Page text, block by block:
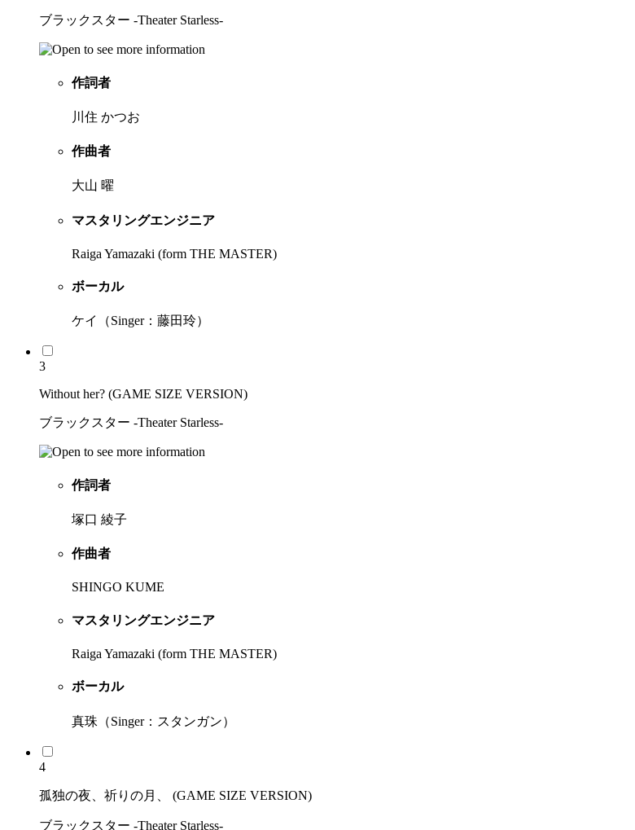
ブラックスター -Theater Starless-
作詞者
川住 かつお
作曲者
大山 曜
マスタリングエンジニア
Raiga Yamazaki (form THE MASTER)
ボーカル
ケイ（Singer：藤田玲）
3
Without her? (GAME SIZE VERSION)
ブラックスター -Theater Starless-
作詞者
塚口 綾子
作曲者
SHINGO KUME
マスタリングエンジニア
Raiga Yamazaki (form THE MASTER)
ボーカル
真珠（Singer：スタンガン）
4
孤独の夜、祈りの月、 (GAME SIZE VERSION)
ブラックスター -Theater Starless-